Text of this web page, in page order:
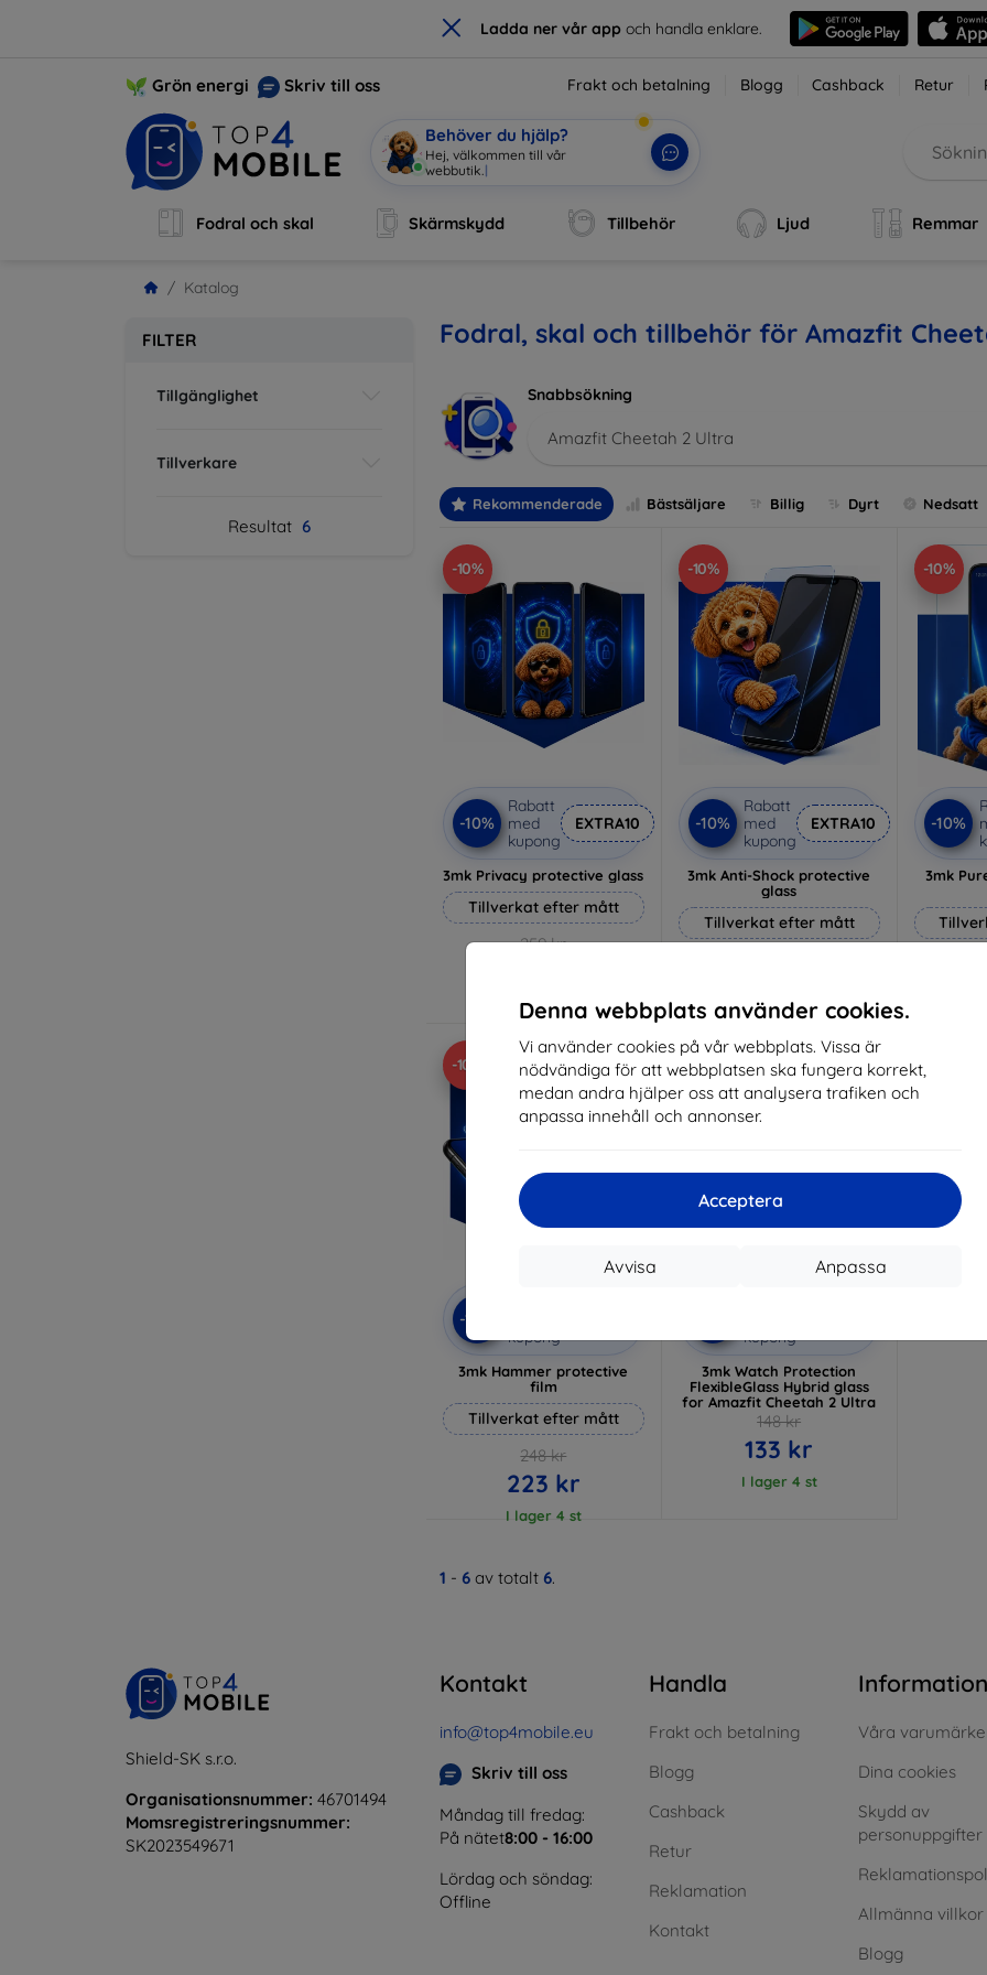
× Ladda ner vår app och handla enklare.
Denna webbplats använder cookies.
Vi använder cookies på vår webbplats. Vissa är
nödvändiga för att webbplatsen ska fungera korrekt,
medan andra hjälper oss att analysera trafiken och
anpassa innehåll och annonser.
Acceptera
Anpassa
Avvisa
Grön energi Skriv till oss Frakt och betalning Blogg Cashback Retur
Behöver du hjälp?
Hej, välkommen till |
Fodral och skal Skärmskydd Tillbehör Ljud Remmar
Katalog
FILTER
Tillgänglighet
Tillverkare
Resultat 6
Fodral, skal och tillbehör för Amazfit
Snabbsökning
Amazfit Cheetah 2 Ultra
Rekommenderade Bästsäljare Billig Dyrt Nedsatt
-10%
-10%
Rabatt
med
kupong
EXTRA10
3mk Privacy protective glass
Tillverkat efter mått
259 kr
I lager 3 st
-10%
-10%
Rabatt
med
kupong
EXTRA10
3mk Anti-Shock protective
glass
Tillverkat efter mått
I lager > 5 st
-10%
-10%
3mk
I
-10%
-10%
kupong
3mk Hammer protective
film
Tillverkat efter mått
248 kr
223 kr
I lager 4 st
-10%
kupong
3mk Watch Protection
FlexibleGlass Hybrid glass
for Amazfit Cheetah 2 Ultra
148 kr
133 kr
I lager 4 st
1 - 6 av totalt 6.
Shield-SK s.r.o.
Organisationsnummer: 46701494
Momsregistreringsnummer:
SK2023549671
Kontakt
info@top4mobile.eu
Skriv till oss
Måndag till fredag:
På nätet8:00 - 16:00
Lördag och söndag:
Offline
Handla
Frakt och betalning
Blogg
Cashback
Retur
Reklamation
Kontakt
Information
Våra
Dina cookies
Skydd av
personuppgifter
Allmänna villkor
Blogg